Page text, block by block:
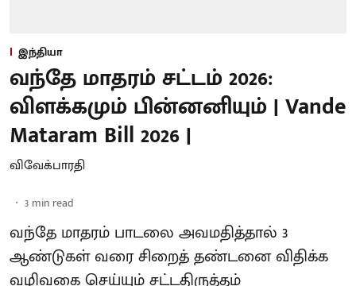
இந்தியா
வந்தே மாதரம் சட்டம் 2026:
விளக்கமும் பின்னனியும் | Vande
Mataram Bill 2026 |
விவேக்பாரதி
3 min read
வந்தே மாதரம் பாடலை அவமதித்தால் 3
ஆண்டுகள் வரை சிறைத் தண்டனை விதிக்க
வழிவகை செய்யும் சட்டதிருத்தம்